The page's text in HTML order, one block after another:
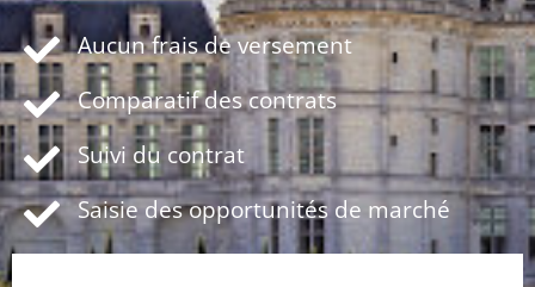
Aucun frais de versement
Comparatif des contrats
Suivi du contrat
Saisie des opportunités de marché